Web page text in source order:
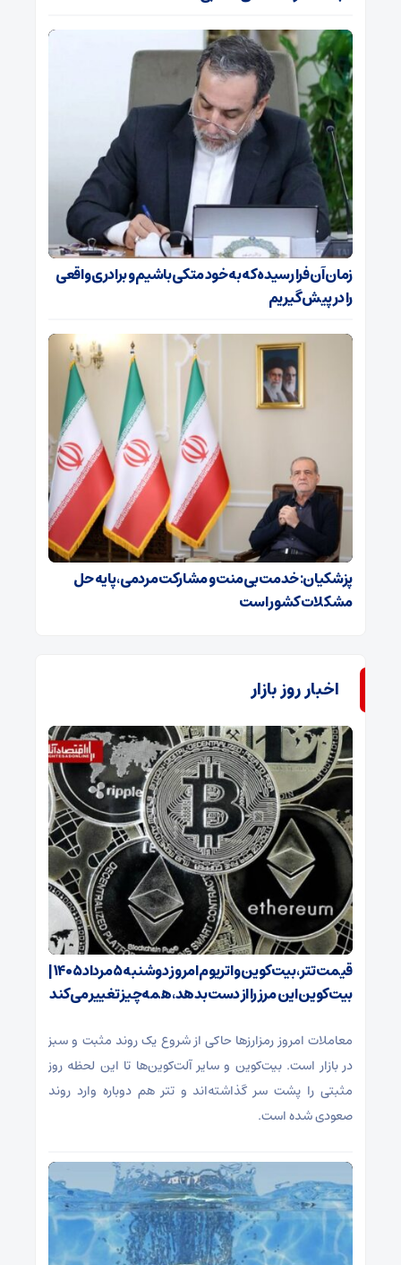
زمان آن فرا رسیده که به خود متکی باشیم و برادری واقعی
را در پیش گیریم
پزشکیان: خدمت بی‌منت و مشارکت مردمی، پایه حل
مشکلات کشور است
اخبار روز بازار
قیمت تتر، بیت‌کوین و اتریوم امروز دوشنبه ۵ مرداد ۱۴۰۵ |
بیت‌کوین این مرز را از دست بدهد، همه‌چیز تغییر می‌کند
معاملات امروز رمزارز‌ها حاکی از شروع یک روند مثبت و سبز
در بازار است. بیت‌کوین و سایر آلت‌کوین‌ها تا این لحظه روز
مثبتی را پشت سر گذاشته‌اند و تتر هم دوباره وارد روند
صعودی شده است.